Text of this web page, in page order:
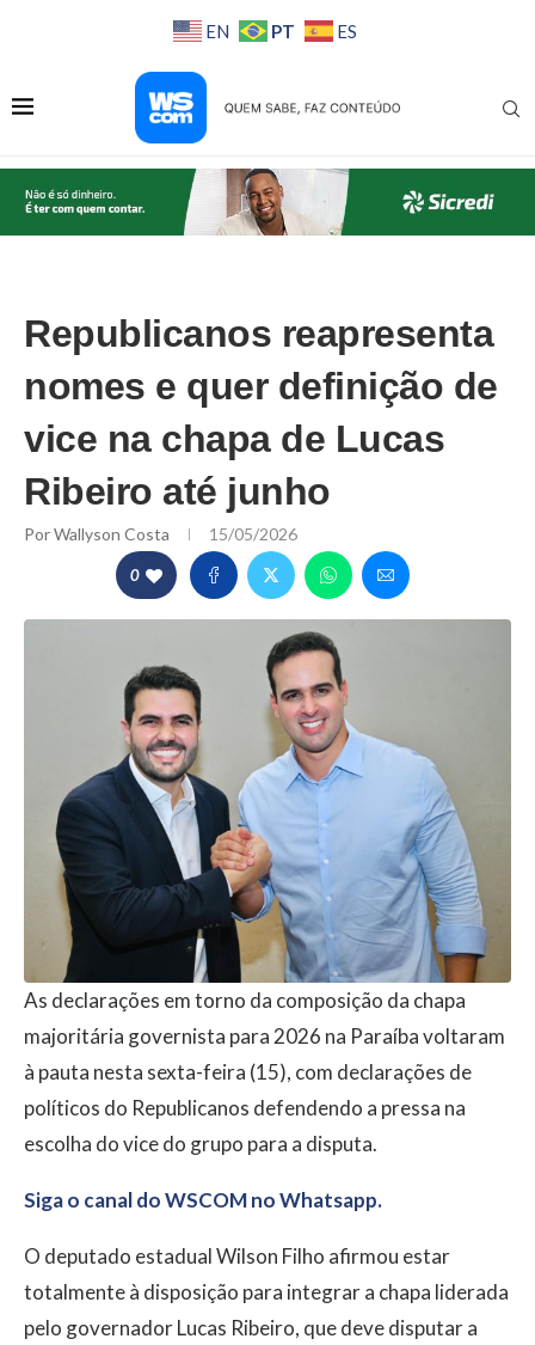
EN PT ES
Republicanos reapresenta
nomes e quer definição de
vice na chapa de Lucas
Ribeiro até junho
PorWallyson Costa 15/05/2026
0
As declarações em torno da composição da chapa
majoritária governista para 2026 na Paraíba voltaram
à pauta nesta sexta-feira (15), com declarações de
políticos do Republicanos defendendo a pressa na
escolha do vice do grupo para a disputa.
Siga o canal do WSCOM no Whatsapp.
O deputado estadual Wilson Filho afirmou estar
totalmente à disposição para integrar a chapa liderada
pelo governador Lucas Ribeiro, que deve disputar a